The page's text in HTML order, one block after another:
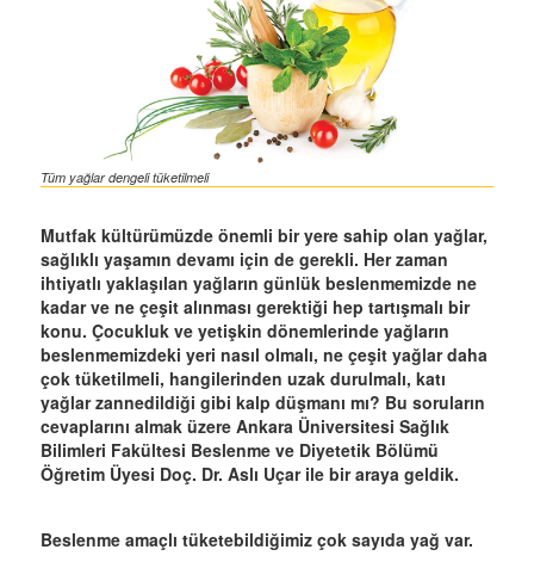
Tüm yağlar dengeli tüketilmeli
Mutfak kültürümüzde önemli bir yere sahip olan yağlar,
sağlıklı yaşamın devamı için de gerekli. Her zaman
ihtiyatlı yaklaşılan yağların günlük beslenmemizde ne
kadar ve ne çeşit alınması gerektiği hep tartışmalı bir
konu. Çocukluk ve yetişkin dönemlerinde yağların
beslenmemizdeki yeri nasıl olmalı, ne çeşit yağlar daha
çok tüketilmeli, hangilerinden uzak durulmalı, katı
yağlar zannedildiği gibi kalp düşmanı mı? Bu soruların
cevaplarını almak üzere Ankara Üniversitesi Sağlık
Bilimleri Fakültesi Beslenme ve Diyetetik Bölümü
Öğretim Üyesi Doç. Dr. Aslı Uçar ile bir araya geldik.
Beslenme amaçlı tüketebildiğimiz çok sayıda yağ var.